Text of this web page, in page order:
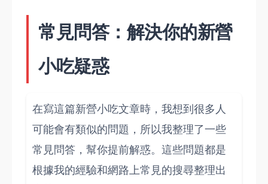
常見問答：解決你的新營
小吃疑惑
在寫這篇新營小吃文章時，我想到很多人
可能會有類似的問題，所以我整理了一些
常見問答，幫你提前解惑。這些問題都是
根據我的經驗和網路上常見的搜尋整理出